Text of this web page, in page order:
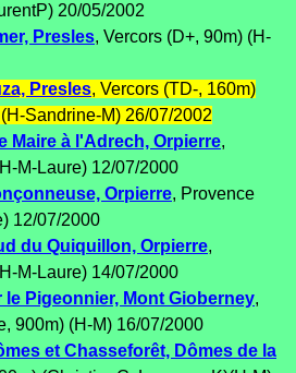
20/05/2002
Presles, Vercors (D+, 90m) (H-
Presles, Vercors (TD-, 160m)
Sandrine-M) 26/07/2002
Maire à l'Adrech, Orpierre,
M-Laure) 12/07/2000
Orpierre, Provence
12/07/2000
du Quiquillon, Orpierre,
M-Laure) 14/07/2000
le Pigeonnier, Mont Gioberney,
900m) (H-M) 16/07/2000
et Chasseforêt, Dômes de la